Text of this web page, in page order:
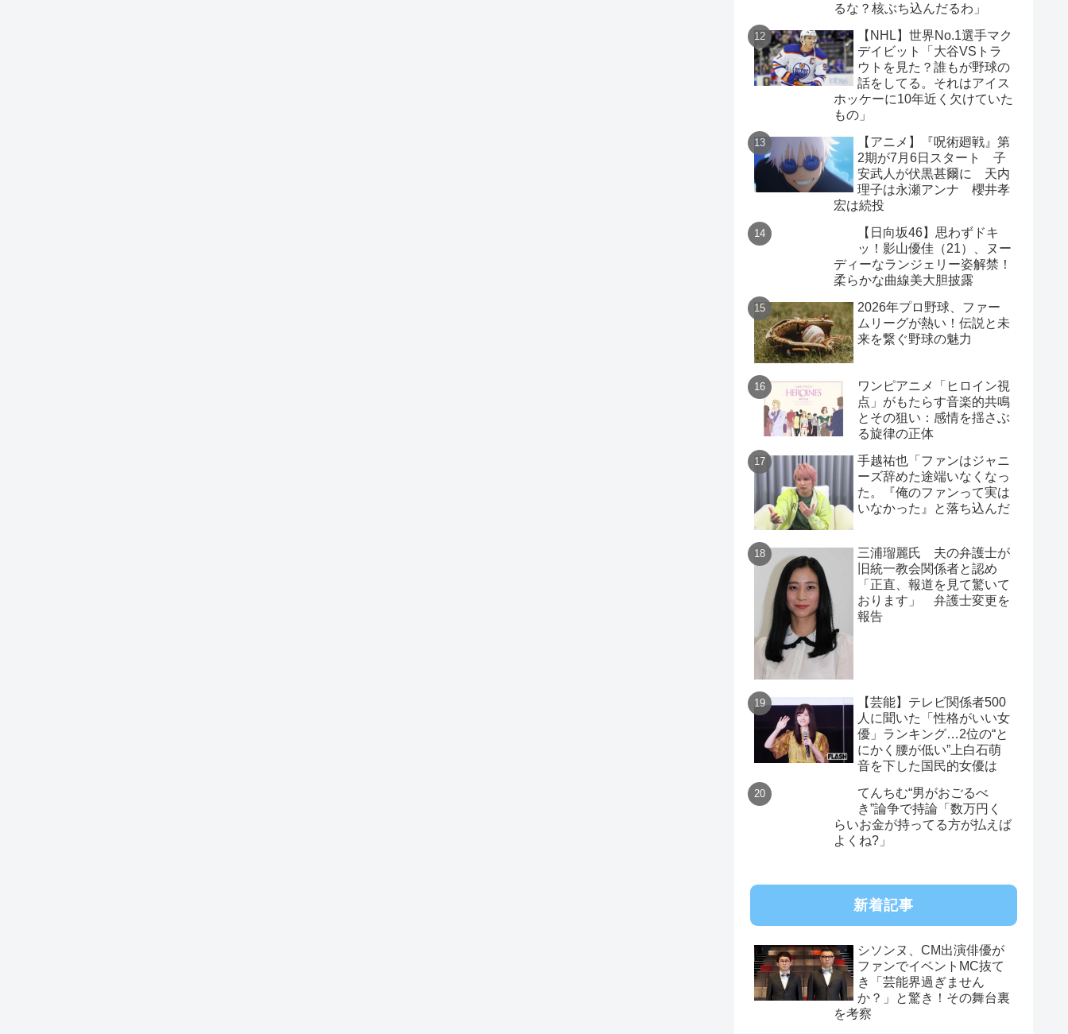
るな？核ぶち込んだるわ」
【NHL】世界No.1選手マク
デイビット「大谷VSトラ
ウトを見た？誰もが野球の
話をしてる。それはアイス
ホッケーに10年近く欠けていた
もの」
【アニメ】『呪術廻戦』第
2期が7月6日スタート 子
安武人が伏黒甚爾に 天内
理子は永瀬アンナ 櫻井孝
宏は続投
【日向坂46】思わずドキ
ッ！影山優佳（21）、ヌー
ディーなランジェリー姿解禁！
柔らかな曲線美大胆披露
2026年プロ野球、ファー
ムリーグが熱い！伝説と未
来を繋ぐ野球の魅力
ワンピアニメ「ヒロイン視
点」がもたらす音楽的共鳴
とその狙い：感情を揺さぶ
る旋律の正体
手越祐也「ファンはジャニ
ーズ辞めた途端いなくなっ
た。『俺のファンって実は
いなかった』と落ち込んだ
三浦瑠麗氏 夫の弁護士が
旧統一教会関係者と認め
「正直、報道を見て驚いて
おります」 弁護士変更を
報告
【芸能】テレビ関係者500
人に聞いた「性格がいい女
優」ランキング…2位の“と
にかく腰が低い”上白石萌
音を下した国民的女優は
てんちむ“男がおごるべ
き”論争で持論「数万円く
らいお金が持ってる方が払えば
よくね?」
新着記事
シソンヌ、CM出演俳優が
ファンでイベントMC抜て
き「芸能界過ぎません
か？」と驚き！その舞台裏
を考察